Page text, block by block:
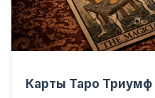
Карты Таро